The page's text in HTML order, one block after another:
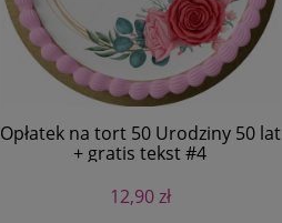
Opłatek na tort 50 Urodziny 50 lat
+ gratis tekst #4
12,90 zł